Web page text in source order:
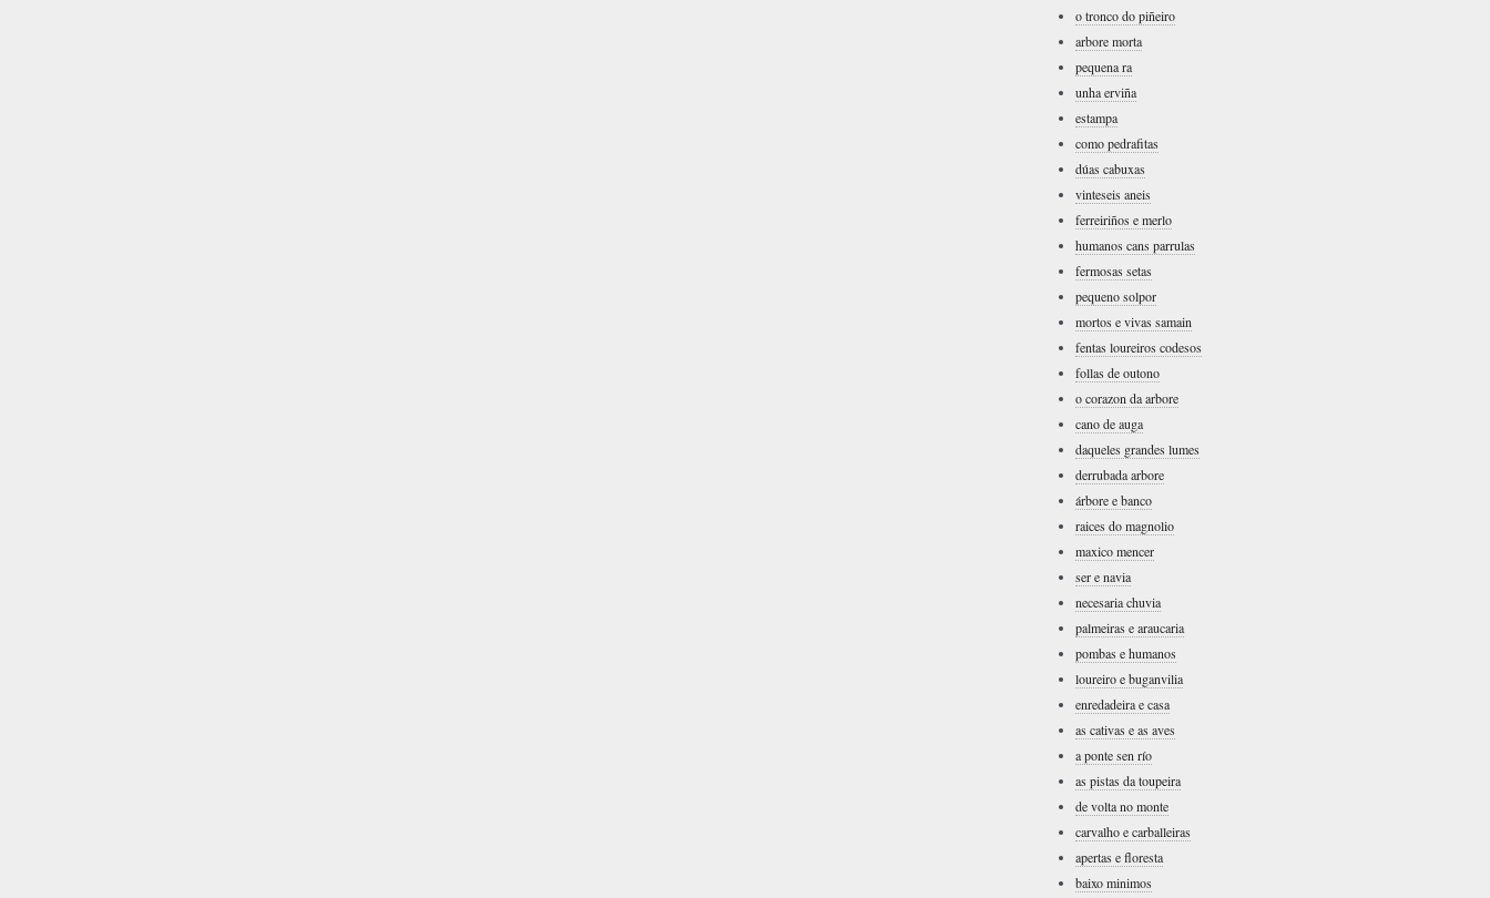
o tronco do piñeiro
arbore morta
pequena ra
unha erviña
estampa
como pedrafitas
dúas cabuxas
vinteseis aneis
ferreiriños e merlo
humanos cans parrulas
fermosas setas
pequeno solpor
mortos e vivas samain
fentas loureiros codesos
follas de outono
o corazon da arbore
cano de auga
daqueles grandes lumes
derrubada arbore
árbore e banco
raices do magnolio
maxico mencer
ser e navia
necesaria chuvia
palmeiras e araucaria
pombas e humanos
loureiro e buganvilia
enredadeira e casa
as cativas e as aves
a ponte sen río
as pistas da toupeira
de volta no monte
carvalho e carballeiras
apertas e floresta
baixo minimos